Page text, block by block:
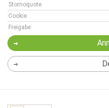
Stornoquote
Cookie
Freigabe